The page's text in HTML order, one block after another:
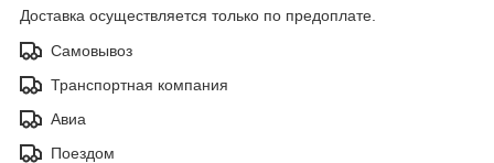
Доставка осуществляется только по предоплате.
Самовывоз
Транспортная компания
Авиа
Поездом